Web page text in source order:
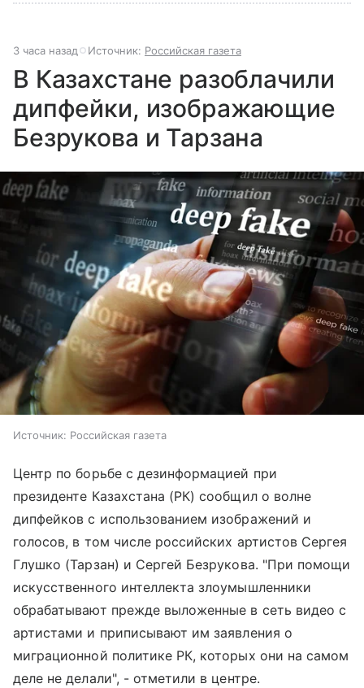
3 часа назад Источник: Российская газета
В Казахстане разоблачили
дипфейки, изображающие
Безрукова и Тарзана
Источник: Российская газета
Центр по борьбе с дезинформацией при
президенте Казахстана (РК) сообщил о волне
дипфейков с использованием изображений и
голосов, в том числе российских артистов Сергея
Глушко (Тарзан) и Сергей Безрукова. "При помощи
искусственного интеллекта злоумышленники
обрабатывают прежде выложенные в сеть видео с
артистами и приписывают им заявления о
миграционной политике РК, которых они на самом
деле не делали", - отметили в центре.